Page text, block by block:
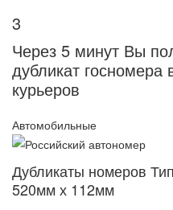
3
Через 5 минут Вы
дубликат
курьеров
Автомобильные
Дубликаты номеров
520мм х 112мм